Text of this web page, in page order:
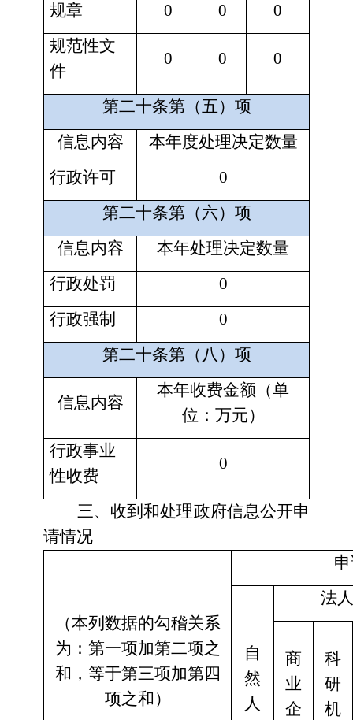
规章 0 0
0
规范性文
件
0 0 0
第二十条第（五）项
信息内容
本年度处理决定数量
行政许可
0
第二十条第（六）项
信息内容
本年处理决定数量
行政处罚
0
行政强制
0
第二十条第（八）项
信息内容
本年收费金额（单
位：万元）
行政事业
性收费
0
三、收到和处理政府信息公开申
请情况
（本列数据的勾稽关系
为：第一项加第二项之
和，等于第三项加第四
项之和）
自
然
人
法
商
业
企
科
研
机